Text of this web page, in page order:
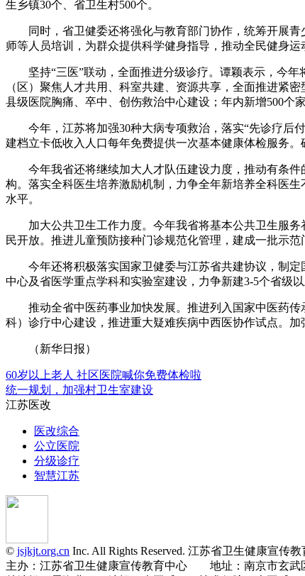
生乡镇30个、省卫生村500个。
同时，省卫健委还将强化与教育部门协作，统筹开展
师等人员培训，为群众提供科学健身指导，推动全民健身运
坚持“三医”联动，全面推进分级诊疗。谭颖表示，今
（区）聚焦人才共用、科室共建、资源共享，全面推进紧
县级医院胸痛、卒中、创伤救治中心建设；年内新增500个
今年，江苏将加强30种大病专项救治，落实“先诊疗后
建档立卡低收入人口每年免费提供一次基本健康体检服务
今年我省还将继续加大人才队伍建设力度，推动有条
构。落实全科医生培养激励机制，力争全年新培养全科医
水平。
加大公共卫生工作力度。今年我省将基本公共卫生服
民开放。推进儿童预防接种门诊规范化管理，建成一批示
今年还将积极落实国家卫健委与江苏省共建协议，制
中心及省医学重点学科和实验室建设，力争新建3-5个省级以
推动全省中医药事业加快发展。推进列入国家中医药
科）诊疗中心建设，推进重大疑难疾病中西医协作试点。
（新华日报）
60岁以上老人 社区医院喊你免费体检啦
统一规划，加强村卫生室建设
江苏医改
医改综合
公立医院
分级诊疗
智慧江苏
© jsjkjt.org.cn Inc. All Rights Reserved. 江苏省卫生健康宣传
主办：江苏省卫生健康宣传教育中心 地址：南京市玄